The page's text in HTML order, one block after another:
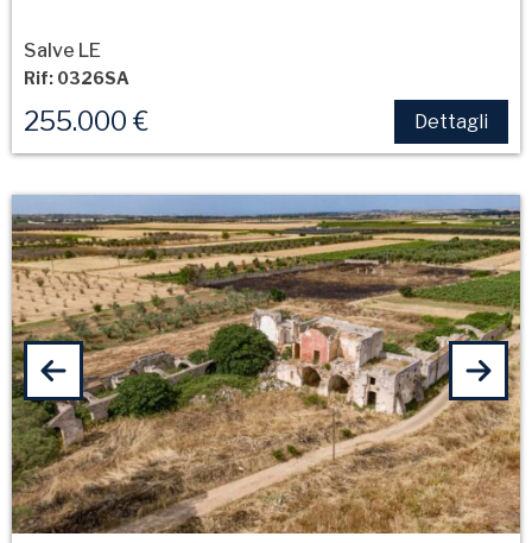
Salve LE
Rif: 0326SA
255.000 € Dettagli